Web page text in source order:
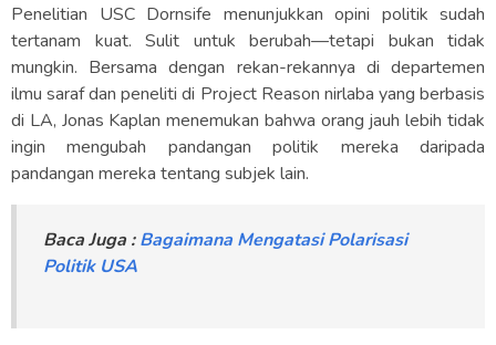
Penelitian USC Dornsife menunjukkan opini politik sudah
tertanam kuat. Sulit untuk berubah—tetapi bukan tidak
mungkin. Bersama dengan rekan-rekannya di departemen
ilmu saraf dan peneliti di Project Reason nirlaba yang berbasis
di LA, Jonas Kaplan menemukan bahwa orang jauh lebih tidak
ingin mengubah pandangan politik mereka daripada
pandangan mereka tentang subjek lain.
Baca Juga :Bagaimana Mengatasi Polarisasi
Politik USA